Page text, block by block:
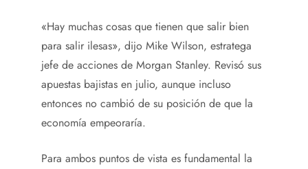
«Hay muchas cosas que tienen que salir bien
para salir ilesas», dijo Mike Wilson, estratega
jefe de acciones de Morgan Stanley. Revisó sus
apuestas bajistas en julio, aunque incluso
entonces no cambió de su posición de que la
economía empeoraría.
Para ambos puntos de vista es fundamental la